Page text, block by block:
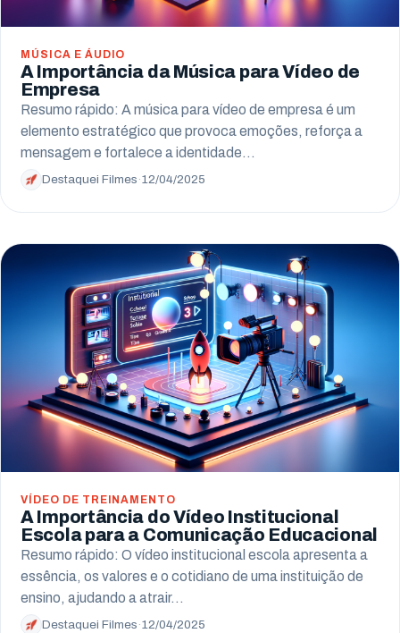
MÚSICA E ÁUDIO
A Importância da Música para Vídeo de
Empresa
Resumo rápido: A música para vídeo de empresa é um
elemento estratégico que provoca emoções, reforça a
mensagem e fortalece a identidade…
Destaquei Filmes ·12/04/2025
VÍDEO DE TREINAMENTO
A Importância do Vídeo Institucional
Escola para a Comunicação Educacional
Resumo rápido: O vídeo institucional escola apresenta a
essência, os valores e o cotidiano de uma instituição de
ensino, ajudando a atrair…
Destaquei Filmes ·12/04/2025